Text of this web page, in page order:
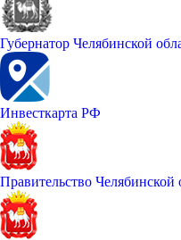
Губернатор Челябинской
Инвесткарта РФ
Правительство Челябинской